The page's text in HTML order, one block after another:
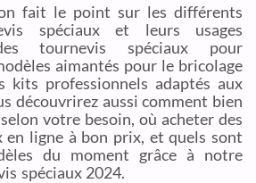
fait le point sur les différents
spéciaux et leurs usages
tournevis spéciaux pour
aimantés pour le bricolage
kits professionnels adaptés aux
découvrirez aussi comment bien
votre besoin, où acheter des
en ligne à bon prix, et quels sont
du moment grâce à notre
spéciaux 2024.